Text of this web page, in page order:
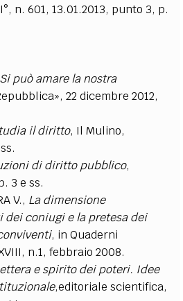
n. 601, 13.01.2013, punto 3, p.
Si può amare la nostra
22 dicembre 2012,
il diritto, Il Mulino,
di diritto pubblico,
3 e ss.
V., La dimensione
coniugi e la pretesa dei
, in Quaderni
n.1, febbraio 2008.
e spirito dei poteri. Idee
,editoriale scientifica,